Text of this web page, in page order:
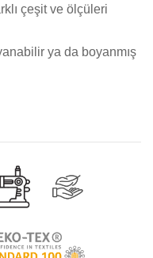
çeşit ve ölçüleri
ya da boyanmış